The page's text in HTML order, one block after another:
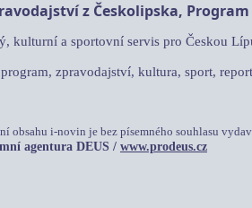
z Českolipska,
kulturní a sportovní servis pro Českou
zpravodajství, kultura, sport,
obsahu i-novin je bez písemného souhlasu
agentura DEUS / www.prodeus.cz